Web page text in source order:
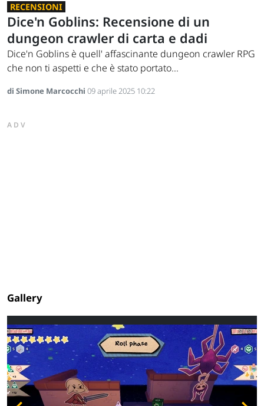
RECENSIONI
Dice'n Goblins: Recensione di un
dungeon crawler di carta e dadi
Dice'n Goblins è quell' affascinante dungeon crawler RPG
che non ti aspetti e che è stato portato...
di Simone Marcocchi 09 aprile 2025 10:22
ADV
Gallery